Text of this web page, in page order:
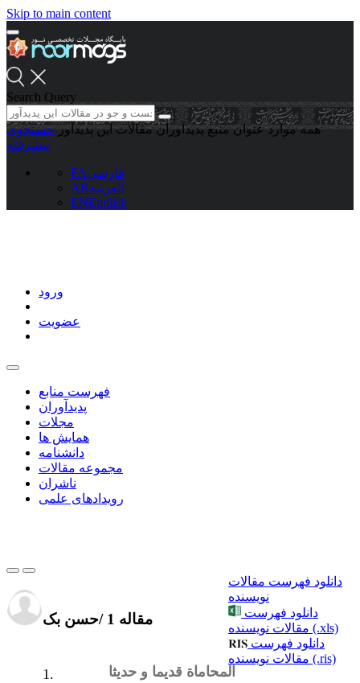
Skip to main content
Search Query
همه موارد عنوان منبع پدیدآوران مقالات این پدیدآور جستجوی
پیشرفته
FAفارسی
ARالعربیه
ENEnglish
ورود
عضویت
فهرست منابع
پدیدآوران
مجلات
همایش ها
دانشنامه
مجموعه مقالات
ناشران
رویدادهای علمی
حسن بک/ 1 مقاله
دانلود فهرست مقالات
نویسنده
مقالات نویسنده (.xls)
مقالات نویسنده (.ris)
1. المحاماة قدیما و حدیثا